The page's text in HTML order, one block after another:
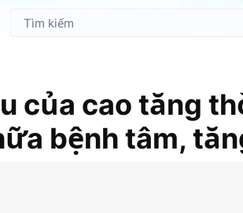
của cao tăng
bệnh tâm,